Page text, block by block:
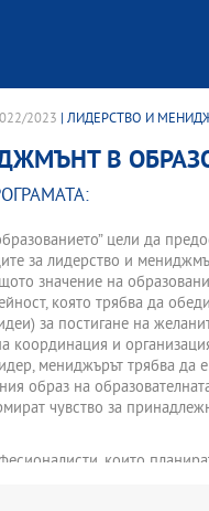
2023 | ЛИДЕРСТВО И
В
цели да
за лидерство и
значение на
която трябва да
за постигане на
координация и
мениджърът трябва да
образ на
чувство за
които